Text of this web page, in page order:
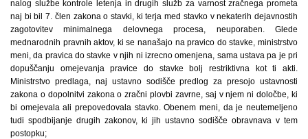
nalog službe kontrole letenja in drugih služb za varnost zračnega prometa
naj bi bil 7. člen zakona o stavki, ki terja med stavko v nekaterih dejavnostih
zagotovitev minimalnega delovnega procesa, neuporaben. Glede
mednarodnih pravnih aktov, ki se nanašajo na pravico do stavke, ministrstvo
meni, da pravica do stavke v njih ni izrecno omenjena, sama ustava pa je pri
dopuščanju omejevanja pravice do stavke bolj restriktivna kot ti akti.
Ministrstvo predlaga, naj ustavno sodišče predlog za presojo ustavnosti
zakona o dopolnitvi zakona o zračni plovbi zavrne, saj v njem ni določbe, ki
bi omejevala ali prepovedovala stavko. Obenem meni, da je neutemeljeno
tudi spodbijanje drugih zakonov, ki jih ustavno sodišče obravnava v tem
postopku;